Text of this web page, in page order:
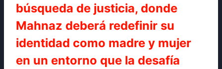
búsqueda de justicia, donde
Mahnaz deberá redefinir su
identidad como madre y mujer
en un entorno que la desafía